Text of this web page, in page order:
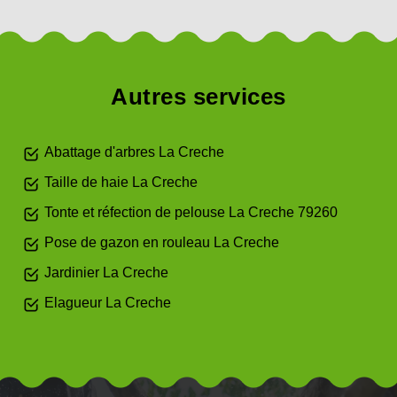
Autres services
Abattage d'arbres La Creche
Taille de haie La Creche
Tonte et réfection de pelouse La Creche 79260
Pose de gazon en rouleau La Creche
Jardinier La Creche
Elagueur La Creche